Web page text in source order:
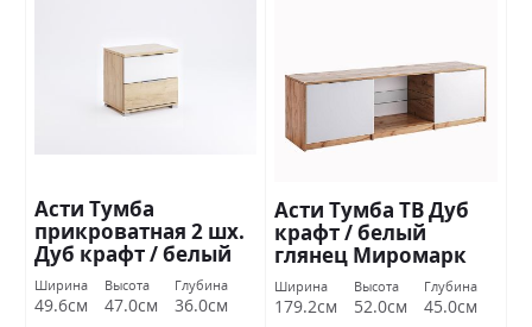
Асти Тумба
прикроватная 2 шх.
Дуб крафт / белый
глянец Миромарк
Ширина
49.6см
Высота
47.0см
Глубина
36.0см
Асти Тумба ТВ Дуб
крафт / белый
глянец Миромарк
Ширина
179.2см
Высота
52.0см
Глубина
45.0см